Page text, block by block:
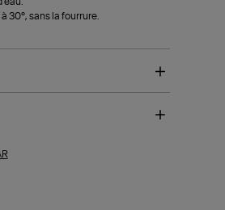
30°, sans la fourrure.